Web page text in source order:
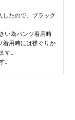
たので、ブラック
い為パンツ着用時
着用時には襟ぐりか
す。
。